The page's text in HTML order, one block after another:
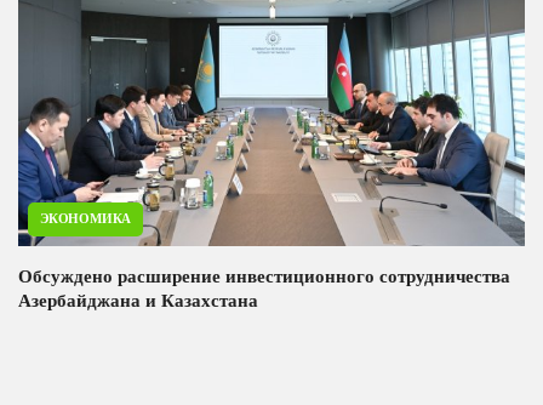
ЭКОНОМИКА
Обсуждено расширение инвестиционного сотрудничества
Азербайджана и Казахстана